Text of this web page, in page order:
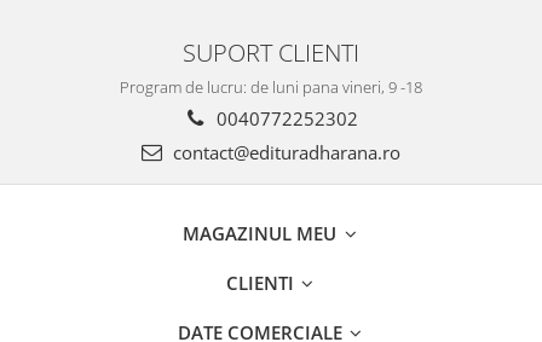
SUPORT CLIENTI
Program de lucru: de luni pana vineri, 9 -18
0040772252302
contact@edituradharana.ro
MAGAZINUL MEU
CLIENTI
DATE COMERCIALE